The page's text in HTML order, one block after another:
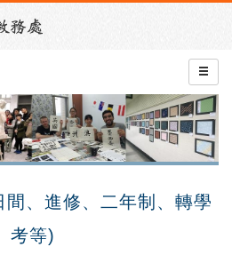
、進修、二年制、轉學
考等)